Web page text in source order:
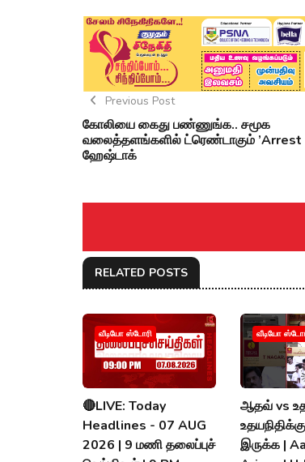
Previous Post
கோலியை கைது பண்ணுங்க.. சமூக
வலைத்தளங்களில் ட்ரெண்டாகும் ’Arrest
ஹேஷ்டாக்
RELATED POSTS
வீடியோ ஸ்டோரி
🔴LIVE: Today
Headlines - 07 AUG
2026 | 9 மணி தலைப்புச்
வீடியோ
ஆதவ் vs
இருக்க |